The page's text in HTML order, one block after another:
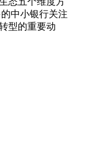
中小银行关注
型的重要动